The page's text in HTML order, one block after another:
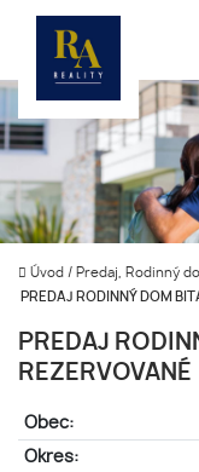
Úvod / Predaj, Rodinný
PREDAJ RODINNÝ DOM
PREDAJ
REZERVOVANÉ
Obec:
Okres: